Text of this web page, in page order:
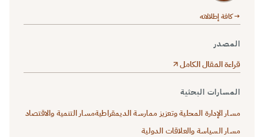
→ كافة إطلالاته
المصدر
قراءة المقال الكامل
المسارات البحثية
مسار الإدارة المحلية وتعزيز ممارسة الديمقراطيةمسار التنمية والاقتصاد
مسار السياسة والعلاقات الدولية